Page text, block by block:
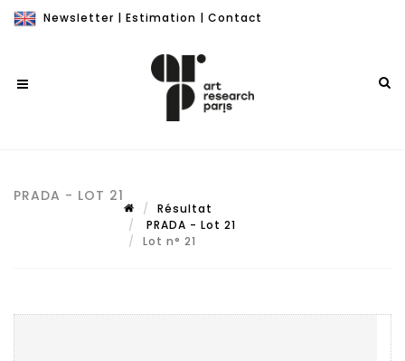
Newsletter | Estimation | Contact
PRADA - LOT 21
Résultat
PRADA - Lot 21
Lot n° 21